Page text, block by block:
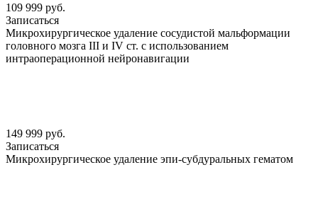
109 999 руб.
Записаться
Микрохирургическое удаление сосудистой мальформации
головного мозга III и IV ст. с использованием
интраоперационной нейронавигации
149 999 руб.
Записаться
Микрохирургическое удаление эпи-субдуральных гематом